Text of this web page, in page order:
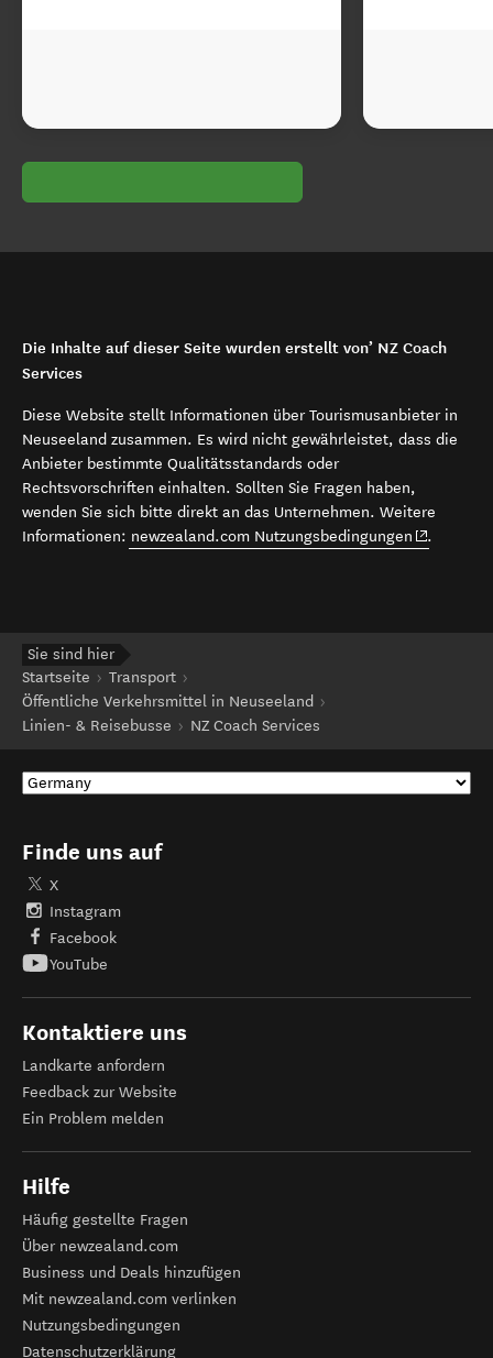
Die Inhalte auf dieser Seite wurden erstellt von’ NZ Coach
Services
Diese Website stellt Informationen über Tourismusanbieter in
Neuseeland zusammen. Es wird nicht gewährleistet, dass die
Anbieter bestimmte Qualitätsstandards oder
Rechtsvorschriften einhalten. Sollten Sie Fragen haben,
wenden Sie sich bitte direkt an das Unternehmen. Weitere
Informationen: newzealand.com Nutzungsbedingungen (opens in
.
Sie sind hier
Startseite
Transport
Öffentliche Verkehrsmittel in Neuseeland
Linien- & Reisebusse
NZ Coach Services
Finde uns auf
X
Instagram
Facebook
YouTube
Kontaktiere uns
Landkarte anfordern
Feedback zur Website
Ein Problem melden
Hilfe
Häufig gestellte Fragen
Über newzealand.com
Business und Deals hinzufügen
Mit newzealand.com verlinken
Nutzungsbedingungen
Datenschutzerklärung